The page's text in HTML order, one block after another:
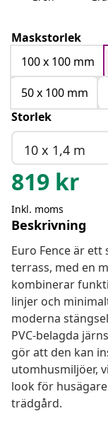
Maskstorlek
100 x 100 mm
50 x 100 mm
Storlek
10 x 1,4 m
819 kr
Inkl. moms
Beskrivning
Euro Fence är
terrass, med en
kombinerar
linjer och
moderna
PVC-belagda
gör att den kan
utomhusmiljöer,
look för
trädgård.